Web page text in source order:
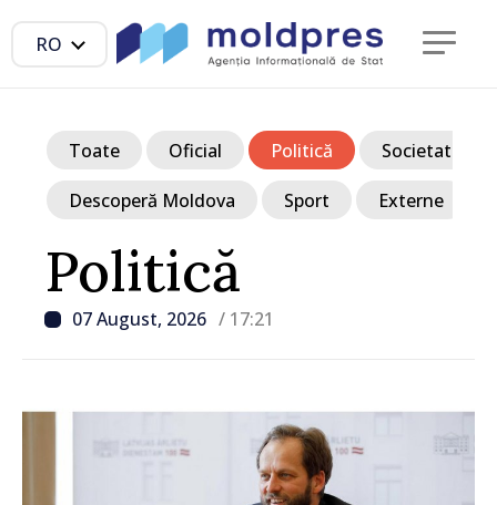
RO
Politică
07 August, 2026 / 17:21
Toate Oficial Politică Societate
Descoperă Moldova Sport Externe